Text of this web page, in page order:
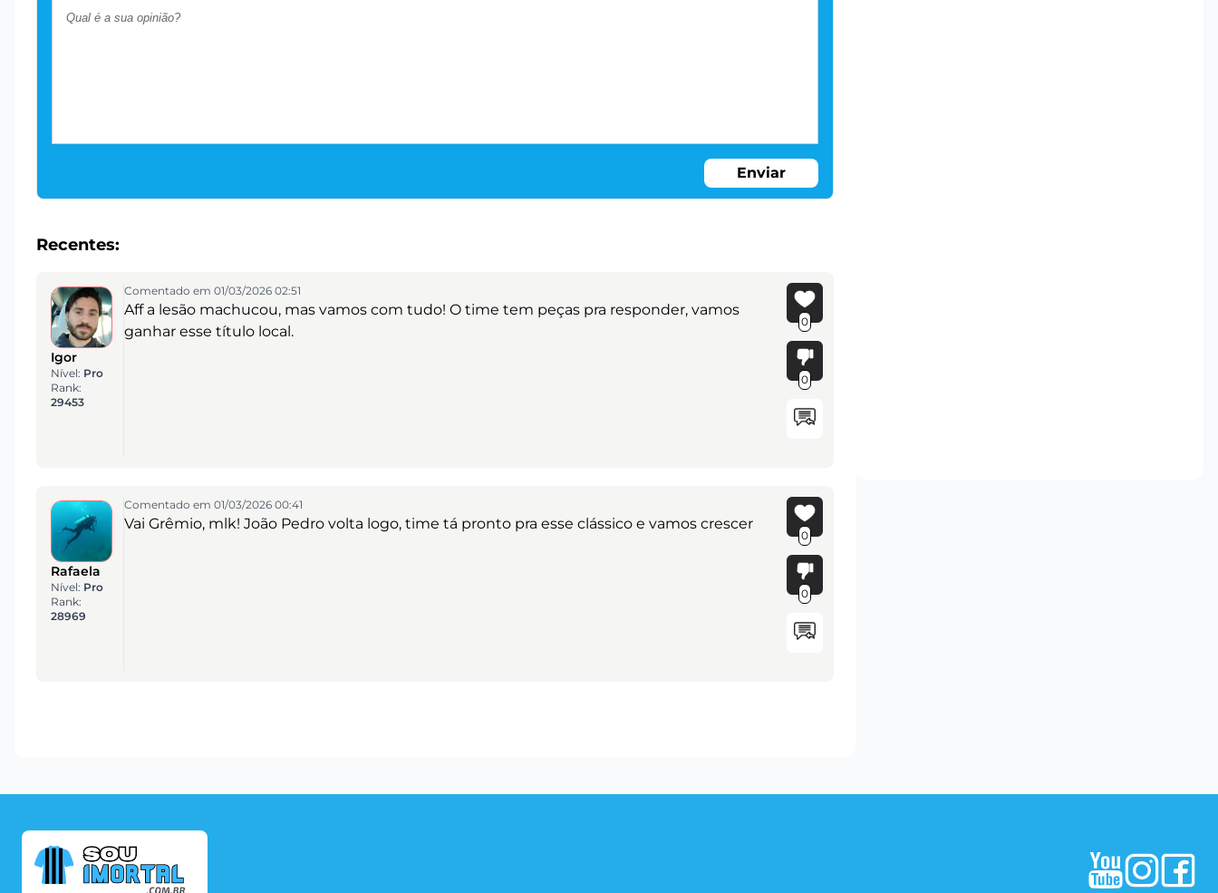
Enviar
Recentes:
Igor
Nível: Pro
Rank:
29453
Comentado em 01/03/2026 02:51
Aff a lesão machucou, mas vamos com tudo! O time tem peças pra responder, vamos
ganhar esse título local.
0
0
Rafaela
Nível: Pro
Rank:
28969
Comentado em 01/03/2026 00:41
Vai Grêmio, mlk! João Pedro volta logo, time tá pronto pra esse clássico e vamos crescer
0
0